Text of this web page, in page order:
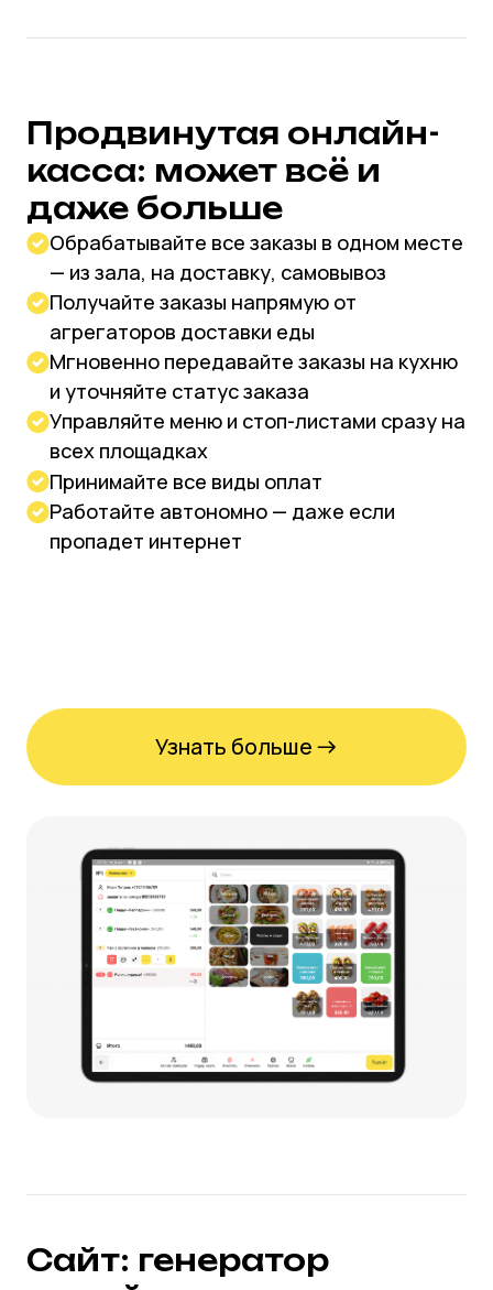
платформа: знает, как
удержать гостя
Повышайте средний чек — наш мощный
конструктор программы лояльности
поможем вам в этом.
Привлекайте гостей любыми способами:
промокодами, давайте презенты — 6-я
чашка кофе в подарок, десерт в день
рождения и т.д.
Запрашивайте обратную связь: гости
с помощью мощной и уникальной системы
лояльности
И, конечно, предоставьте им легкий
способ сделать новый заказ без
повторной авторизации, а также
сохраняйте историю заказов и
персональных предложений
Узнать больше